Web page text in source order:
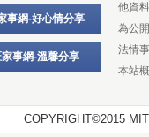
事網-好心情分享
事網-溫馨分享
他資
為公
法情
本站
COPYRIGHT©2015